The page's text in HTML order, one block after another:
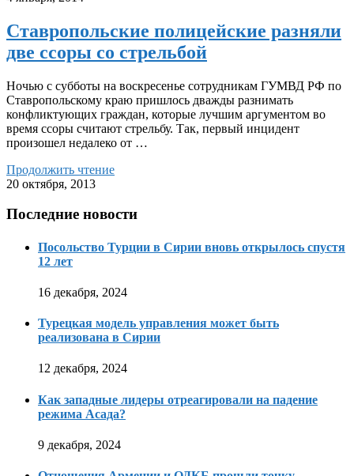
Ставропольские полицейские разняли
две ссоры со стрельбой
Ночью с субботы на воскресенье сотрудникам ГУМВД РФ по
Ставропольскому краю пришлось дважды разнимать
конфликтующих граждан, которые лучшим аргументом во
время ссоры считают стрельбу. Так, первый инцидент
произошел недалеко от …
Продолжить чтение
20 октября, 2013
Последние новости
Посольство Турции в Сирии вновь открылось спустя
12 лет
16 декабря, 2024
Турецкая модель управления может быть
реализована в Сирии
12 декабря, 2024
Как западные лидеры отреагировали на падение
режима Асада?
9 декабря, 2024